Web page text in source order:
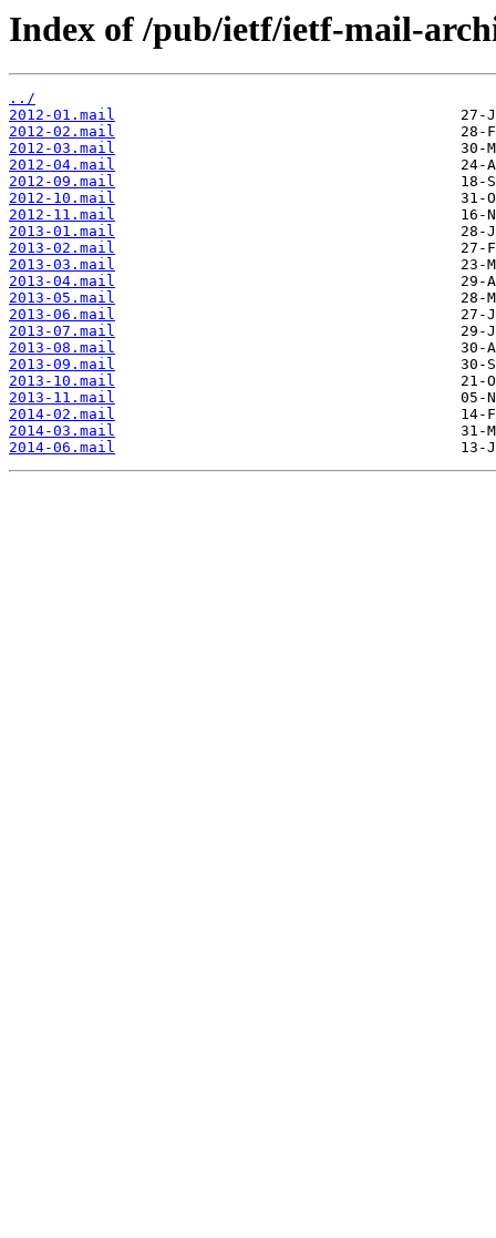
Index of /pub/ietf/ietf-mail-
../
2012-01.mail
2012-02.mail
2012-03.mail
2012-04.mail
2012-09.mail
2012-10.mail
2012-11.mail
2013-01.mail
2013-02.mail
2013-03.mail
2013-04.mail
2013-05.mail
2013-06.mail
2013-07.mail
2013-08.mail
2013-09.mail
2013-10.mail
2013-11.mail
2014-02.mail
2014-03.mail
2014-06.mail